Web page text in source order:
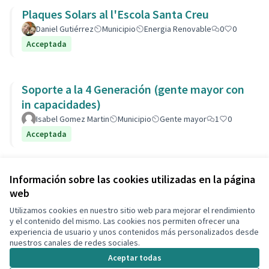
Información sobre las cookies utilizadas en la página
web
Utilizamos cookies en nuestro sitio web para mejorar el rendimiento
y el contenido del mismo. Las cookies nos permiten ofrecer una
experiencia de usuario y unos contenidos más personalizados desde
nuestros canales de redes sociales.
Aceptar todas
Plaques Solars al l'Escola Santa Creu
Daniel Gutiérrez Municipio Energia Renovable 0
0
Acceptada
Soporte a la 4 Generación (gente mayor con
in capacidades)
Isabel Gomez Martin Municipio Gente mayor 1
0
Acceptada
Ver todas las propuestas retiradas
Términos y condiciones de uso
Configuración de cookies
Decidim Calafell en X
(Enlace externo)
Decidim Calafell en Facebook
Decidim Calafell en YouTube
Decidim Calafell en GitHub
(Enlace externo)